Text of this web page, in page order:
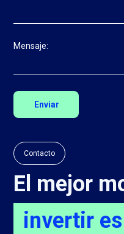
Contacto
El mejor
invertir
Mensaje: